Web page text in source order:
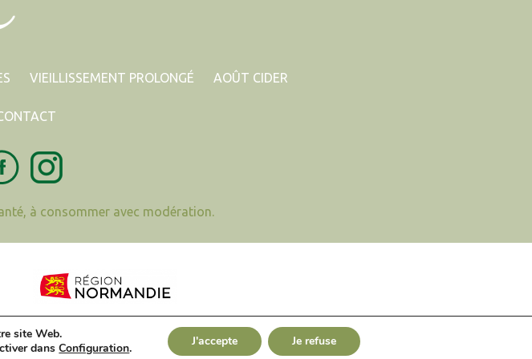
VIEILLISSEMENT PROLONGÉ AOÛT CIDER
à consommer avec modération.
site réalisé par
site Web.
dansConfiguration. J'accepte Je refuse